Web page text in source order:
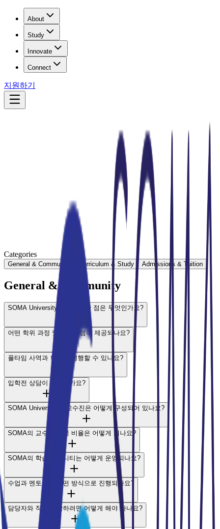
About
Study
Innovate
Connect
지원하기
Categories
General & Community Curriculum & Study Admissions & Tuition
General & Community
SOMA University만의 특별한 점은 무엇인가요?
어떤 학위 과정 및 프로그램이 제공되나요?
풀타임 사역과 학업을 병행할 수 있나요?
입학전 상담이 가능한가요?
SOMA University의 교수진은 어떻게 구성되어 있나요?
SOMA의 교수대 학생 비율은 어떻게 되나요?
SOMA의 학습 커뮤니티는 어떻게 운영되나요?
수업과 멘토링은 어떤 방식으로 진행되나요?
담당자와 직접 상담하려면 어떻게 해야 하나요?